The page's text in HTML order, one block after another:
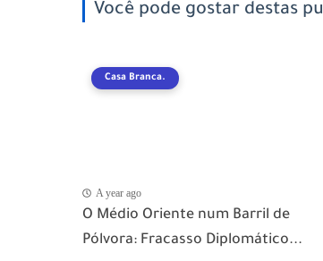
Você pode gostar destas
Casa Branca.
A year ago
​O Médio Oriente num Barril de
Pólvora: Fracasso Diplomático...